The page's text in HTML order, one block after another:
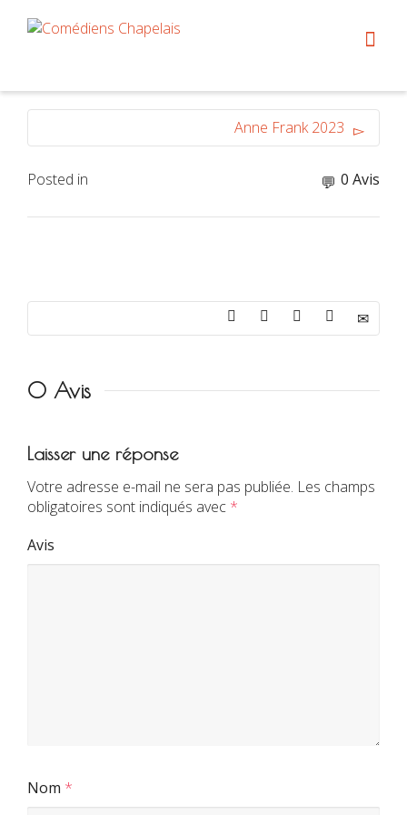
Anne Frank 2023
Posted in 0 Avis
0 Avis
Laisser une réponse
Votre adresse e-mail ne sera pas publiée. Les champs
obligatoires sont indiqués avec *
Avis
Nom *